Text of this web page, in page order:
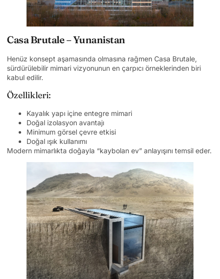
Casa Brutale – Yunanistan
Henüz konsept aşamasında olmasına rağmen Casa Brutale,
sürdürülebilir mimari vizyonunun en çarpıcı örneklerinden biri
kabul edilir.
Özellikleri:
Kayalık yapı içine entegre mimari
Doğal izolasyon avantajı
Minimum görsel çevre etkisi
Doğal ışık kullanımı
Modern mimarlıkta doğayla “kaybolan ev” anlayışını temsil eder.